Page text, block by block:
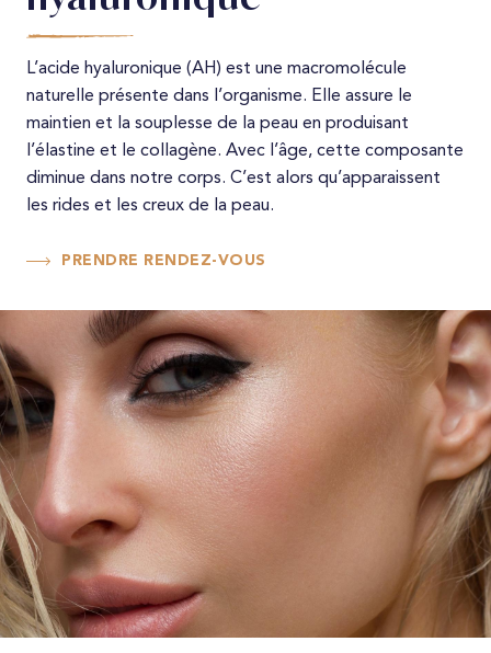
MD CODES
Skinbooster
Epilation laser pieds
Peaux mates et foncées
Couperose
L’acide hyaluronique (AH) est une macromolécule
naturelle présente dans l’organisme. Elle assure le
maintien et la souplesse de la peau en produisant
l’élastine et le collagène. Avec l’âge, cette composante
diminue dans notre corps. C’est alors qu’apparaissent
les rides et les creux de la peau.
PRENDRE RENDEZ-VOUS